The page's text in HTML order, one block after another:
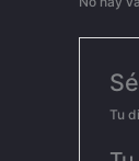
Tu